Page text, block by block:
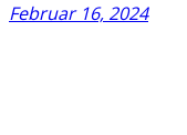
Februar 16, 2024